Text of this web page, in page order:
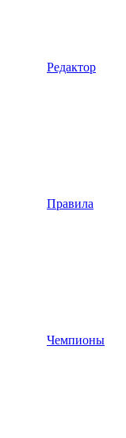
Редактор
Правила
Чемпионы